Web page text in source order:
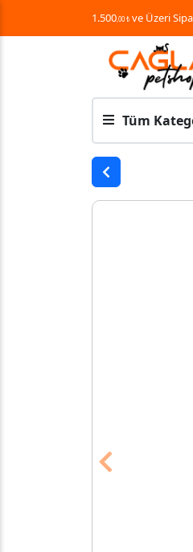
1.500,00 ₺ve Üzeri
Tüm
Previous